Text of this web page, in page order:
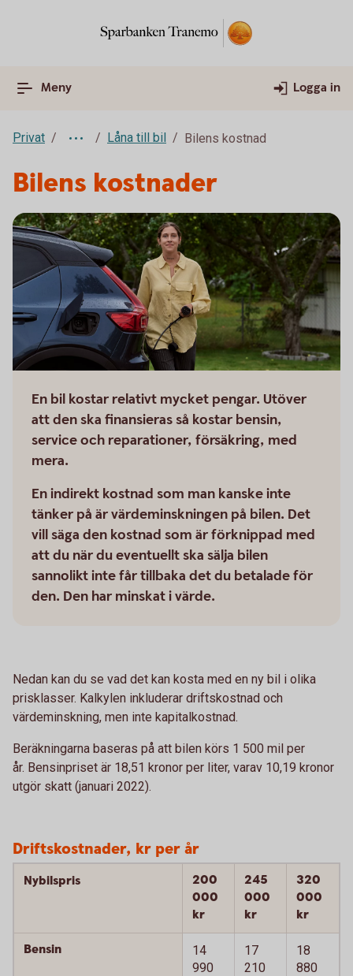
Meny Logga in
Privat Låna till bil Bilens kostnad
Bilens kostnader
En bil kostar relativt mycket pengar. Utöver
att den ska finansieras så kostar bensin,
service och reparationer, försäkring, med
mera.
En indirekt kostnad som man kanske inte
tänker på är värdeminskningen på bilen. Det
vill säga den kostnad som är förknippad med
att du när du eventuellt ska sälja bilen
sannolikt inte får tillbaka det du betalade för
den. Den har minskat i värde.
Nedan kan du se vad det kan kosta med en ny bil i olika
prisklasser. Kalkylen inkluderar driftskostnad och
värdeminskning, men inte kapitalkostnad.
Beräkningarna baseras på att bilen körs 1 500 mil per
år. Bensinpriset är 18,51 kronor per liter, varav 10,19 kronor
utgör skatt (januari 2022).
Driftskostnader, kr per år
Nybilspris
200
000
kr
245
000
kr
320
000
kr
Bensin
14
990
17
210
18
880